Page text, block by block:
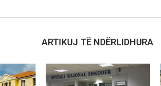
ARTIKUJ TË NDËRLIDHURA